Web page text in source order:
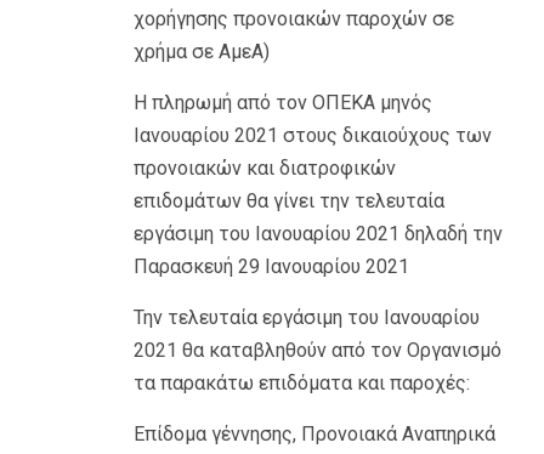
χορήγησης προνοιακών παροχών σε
χρήμα σε ΑμεΑ)
Η πληρωμή από τον ΟΠΕΚΑ μηνός
Ιανουαρίου 2021 στους δικαιούχους των
προνοιακών και διατροφικών
επιδομάτων θα γίνει την τελευταία
εργάσιμη του Ιανουαρίου 2021 δηλαδή την
Παρασκευή 29 Ιανουαρίου 2021
Την τελευταία εργάσιμη του Ιανουαρίου
2021 θα καταβληθούν από τον Οργανισμό
τα παρακάτω επιδόματα και παροχές:
Επίδομα γέννησης, Προνοιακά Αναπηρικά